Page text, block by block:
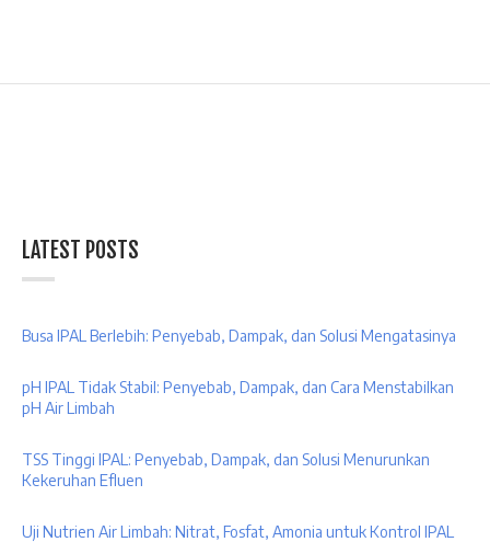
LATEST POSTS
Busa IPAL Berlebih: Penyebab, Dampak, dan Solusi Mengatasinya
pH IPAL Tidak Stabil: Penyebab, Dampak, dan Cara Menstabilkan
pH Air Limbah
TSS Tinggi IPAL: Penyebab, Dampak, dan Solusi Menurunkan
Kekeruhan Efluen
Uji Nutrien Air Limbah: Nitrat, Fosfat, Amonia untuk Kontrol IPAL